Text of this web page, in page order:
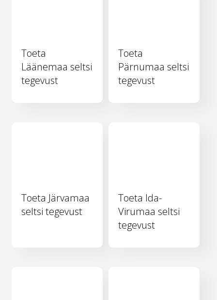
Toeta
Läänemaa seltsi
tegevust
Toeta
Pärnumaa seltsi
tegevust
Toeta Järvamaa
seltsi tegevust
Toeta Ida-
Virumaa seltsi
tegevust